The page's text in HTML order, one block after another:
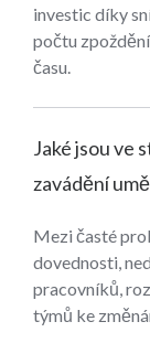
investic díky
počtu
času.
Jaké jsou ve
zavádění
Mezi časté
dovednosti,
pracovníků,
týmů ke